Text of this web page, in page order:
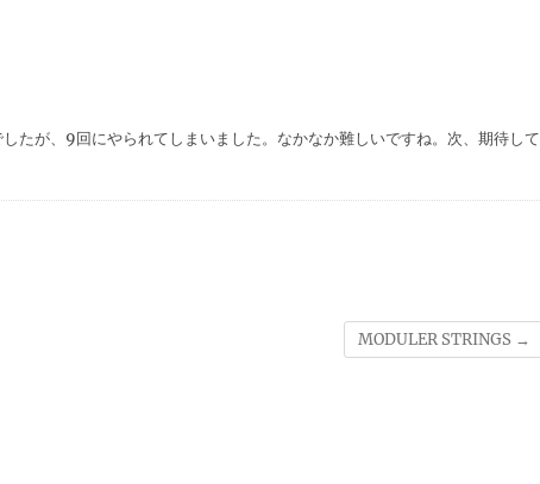
たが、9回にやられてしまいました。なかなか難しいですね。次、期待して
MODULER STRINGS →